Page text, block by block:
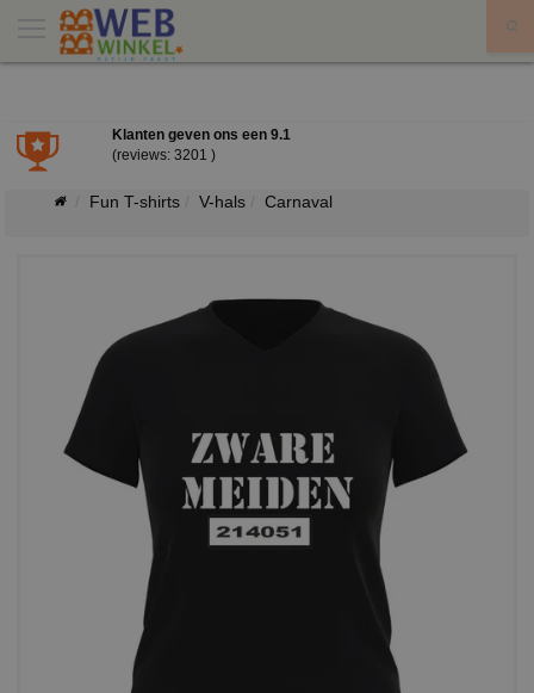
Klanten geven ons een 9.1
(reviews: 3201 )
Fun T-shirts V-hals Carnaval